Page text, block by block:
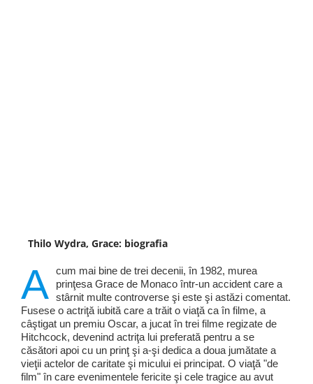
Thilo Wydra, Grace: biografia
A cum mai bine de trei decenii, în 1982, murea
prinţesa Grace de Monaco într-un accident care a
stârnit multe controverse şi este şi astăzi comentat.
Fusese o actriţă iubită care a trăit o viaţă ca în filme, a
câştigat un premiu Oscar, a jucat în trei filme regizate de
Hitchcock, devenind actriţa lui preferată pentru a se
căsători apoi cu un prinţ şi a-şi dedica a doua jumătate a
vieţii actelor de caritate şi micului ei principat. O viaţă "de
film" în care evenimentele fericite şi cele tragice au avut